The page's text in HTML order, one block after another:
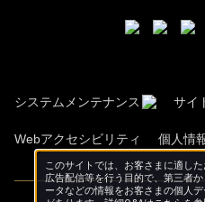
システムメンテナンス サイ
Webアクセシビリティ 個人情
このサイトでは、お客さまに適し
広告配信等を行う目的で、第三者
ータなどの情報をお客さまの個人